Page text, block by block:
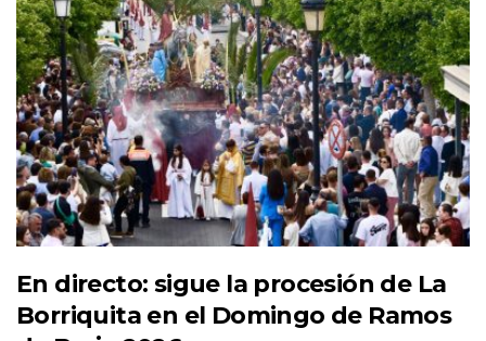
En directo: sigue la procesión de La
Borriquita en el Domingo de Ramos